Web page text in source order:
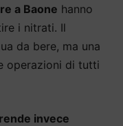
a Baone hanno
i nitrati. Il
da bere, ma una
operazioni di tutti
invece